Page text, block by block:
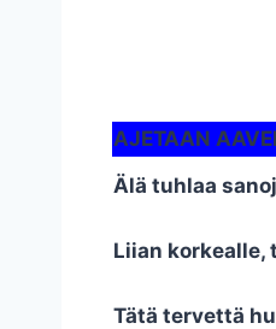
AJETAAN
Älä tuhlaa
Liian korkealle,
Tätä tervettä